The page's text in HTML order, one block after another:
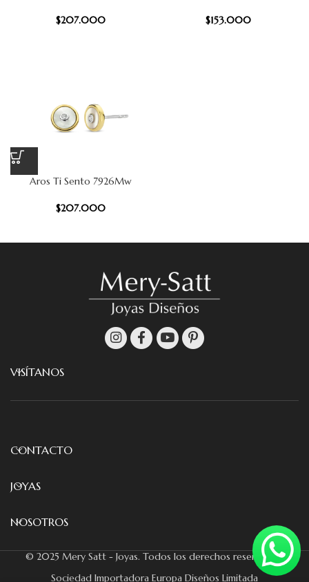
$207.000 $153.000
Aros Ti Sento 7926Mw
$207.000
VISÍTANOS
CONTACTO
JOYAS
NOSOTROS
© 2025 Mery Satt - Joyas. Todos los derechos reservados.
Sociedad Importadora Europa Diseños Limitada